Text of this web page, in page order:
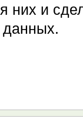
них и
данных.